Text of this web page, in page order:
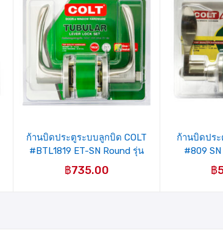
รายการ
สินค้าที่
ชอบ
ก้านบิดประตูระบบลูกบิด COLT
#BTL1819 ET-SN Round รุ่น
แผง
฿735.00
ก้านบิดประ
#809
฿